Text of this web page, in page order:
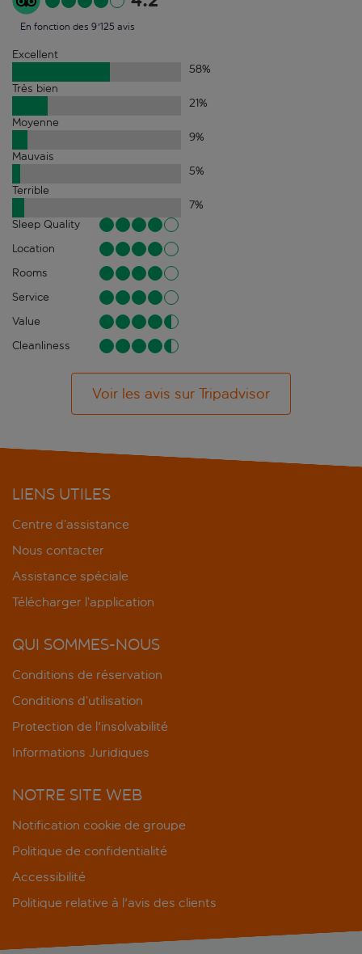
En fonction des 9'125 avis
Excellent
58%
Très bien
21%
Moyenne
9%
Mauvais
5%
Terrible
7%
Sleep Quality
Location
Rooms
Service
Value
Cleanliness
Voir les avis sur Tripadvisor
LIENS UTILES
Centre d’assistance
Nous contacter
Assistance spéciale
Télécharger l’application
QUI SOMMES-NOUS
Conditions de réservation
Conditions d’utilisation
Protection de l'insolvabilité
Informations Juridiques
NOTRE SITE WEB
Notification cookie de groupe
Politique de confidentialité
Accessibilité
Politique relative à l'avis des clients